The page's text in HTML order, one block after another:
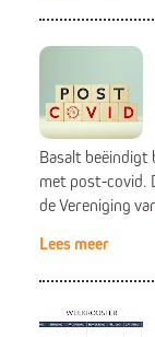
Basalt
met post-covid.
de Vereniging
Lees meer